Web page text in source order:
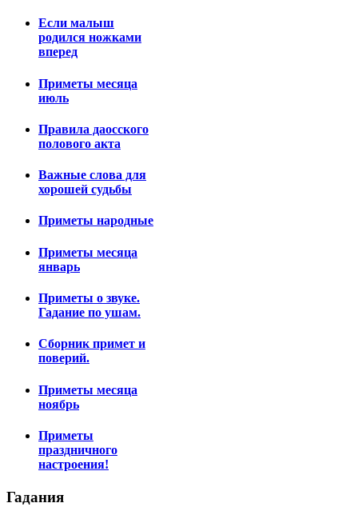
Если малыш
родился ножками
вперед
Приметы месяца
июль
Правила даосского
полового акта
Важные слова для
хорошей судьбы
Приметы народные
Приметы месяца
январь
Приметы о звуке.
Гадание по ушам.
Сборник примет и
поверий.
Приметы месяца
ноябрь
Приметы
праздничного
настроения!
Гадания